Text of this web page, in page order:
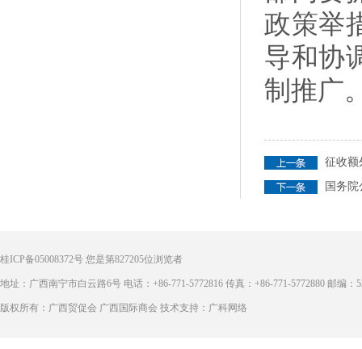
政策举
导和协
制推广
征收额
国务
桂ICP备05008372号 您是第827205位浏览者
地址：广西南宁市白云路6号 电话：+86-771-5772816 传真：+86-771-5772880 邮编：
版权所有：广西贸促会 广西国际商会 技术支持：广科网络